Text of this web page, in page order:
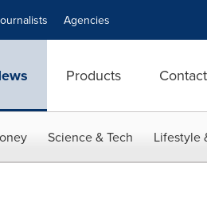
Agencies
Products Contact
Science & Tech Lifestyle